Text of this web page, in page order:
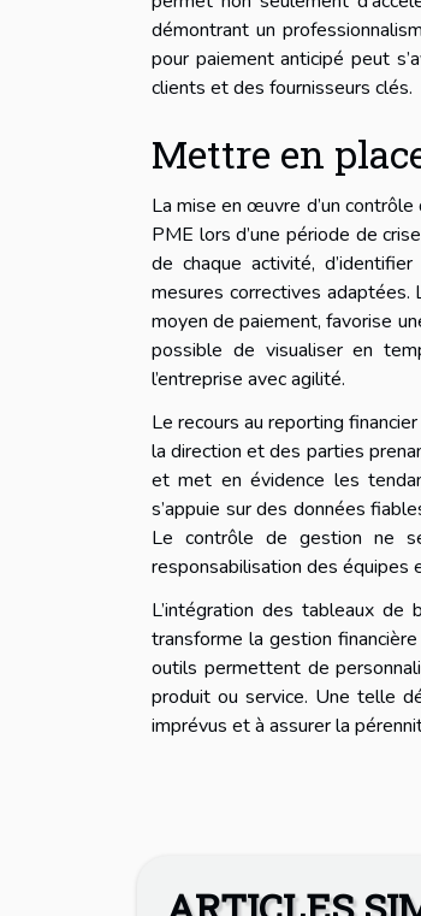
démontrant un
pour paiement anticipé peut
clients et des fournisseurs clés.
Mettre en
La mise en œuvre d’un contrôle
PME lors d’une période de
de chaque activité,
mesures correctives adaptées.
moyen de paiement, favorise
possible de visualiser en
l’entreprise avec agilité.
Le recours au reporting
la direction et des parties
et met en évidence les
s’appuie sur des données
Le contrôle de gestion ne
responsabilisation des équipes
L’intégration des tableaux de
transforme la gestion
outils permettent de
produit ou service. Une telle
imprévus et à assurer la